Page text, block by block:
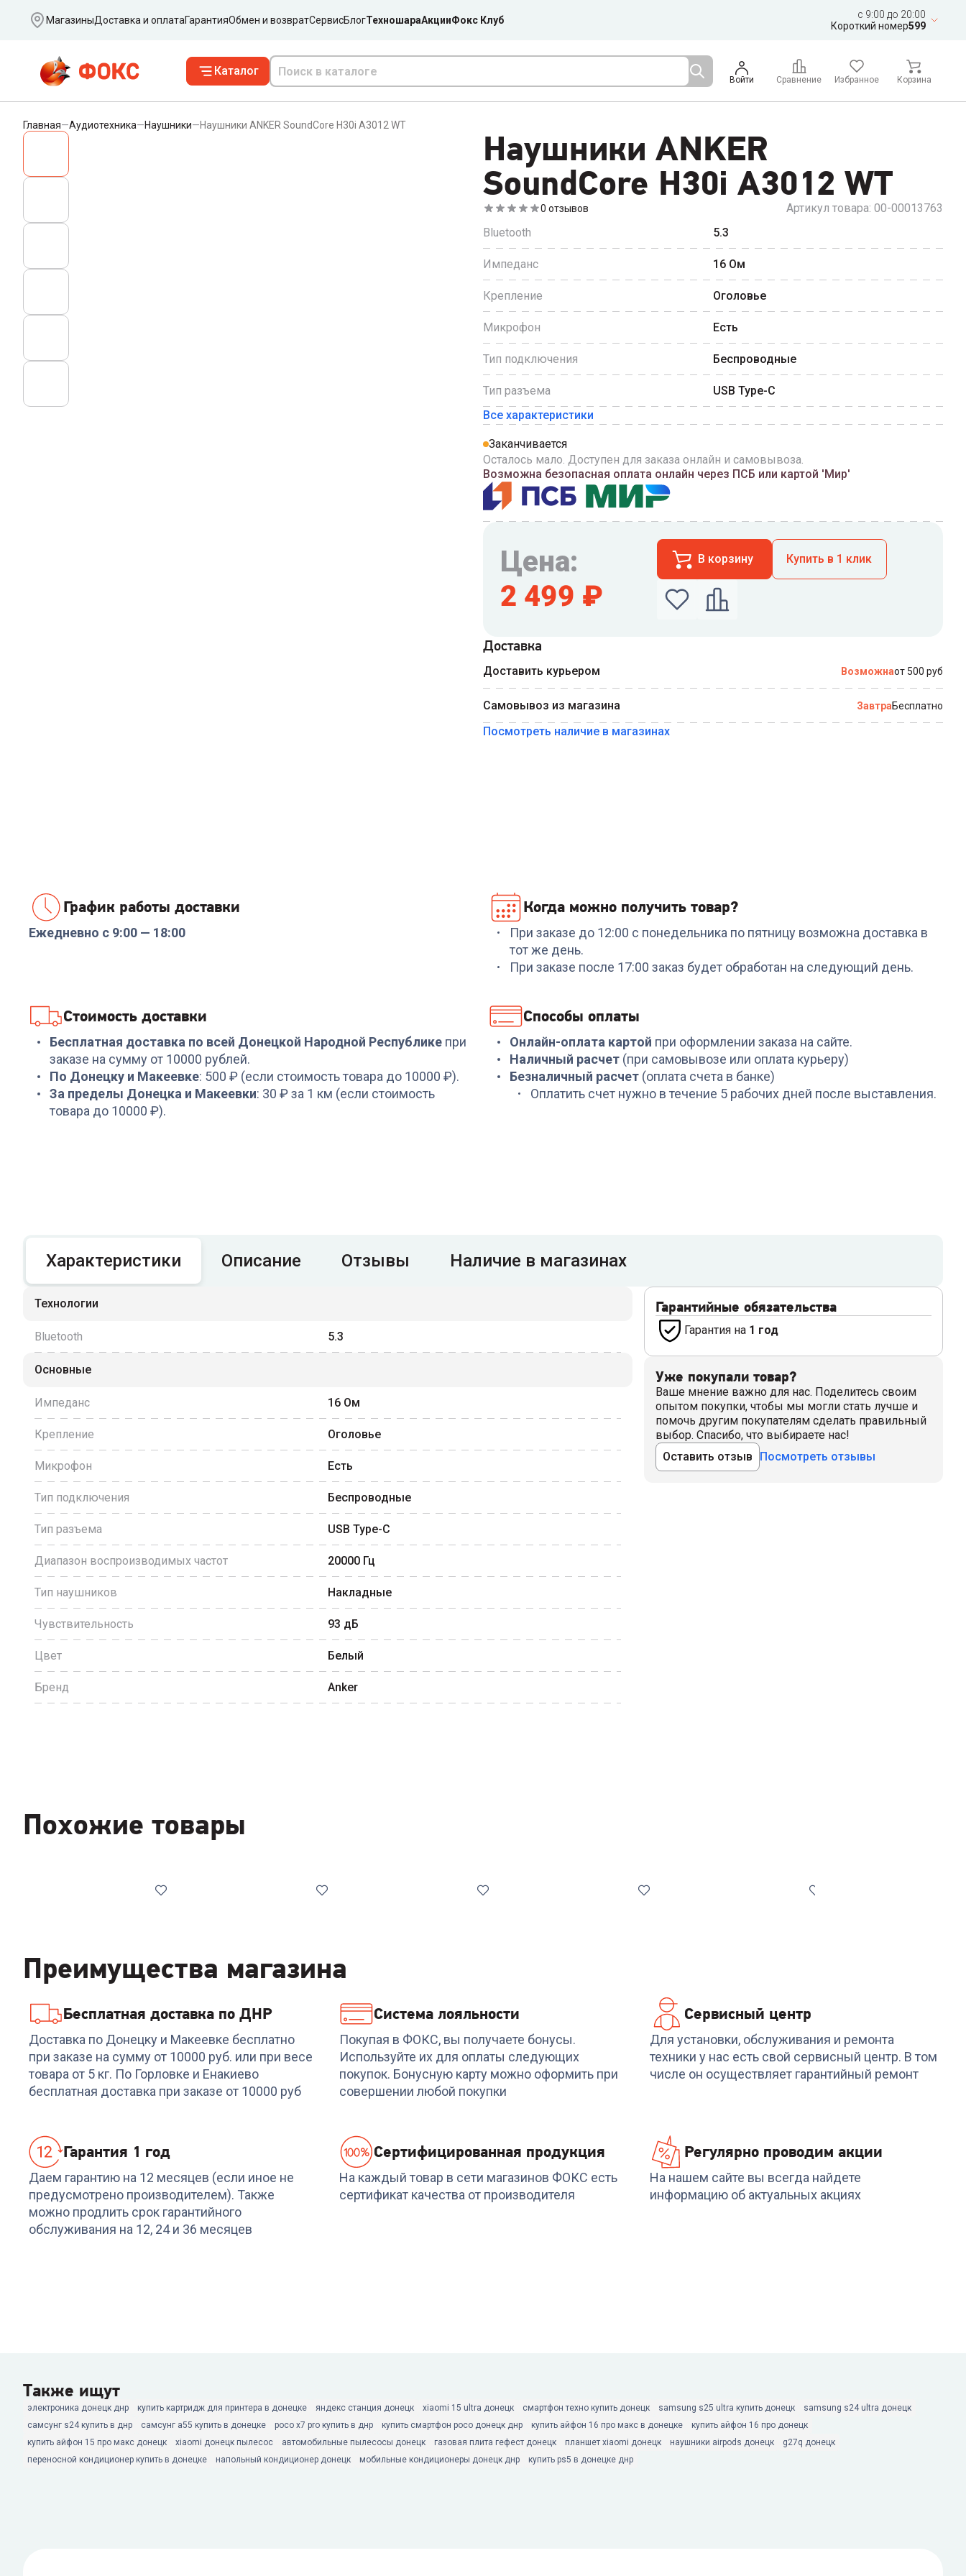
Ваш город
МагазиныДоставка и оплатаГарантияОбмен и возвратСервисБлогТехношараАкцииФокс Клуб
c 9:00 до 20:00
Короткий номер599
Каталог
Войти Сравнение Избранное Корзина
Главная—Аудиотехника—Наушники—Наушники ANKER SoundСore H30i A3012 WT
Наушники ANKER
SoundСore H30i A3012 WT
0 отзывов Артикул товара: 00-00013763
Bluetooth
5.3
Импеданс 16 Ом
Крепление Оголовье
Микрофон Есть
Тип подключения Беспроводные
Тип разъема
USB Type-C
Все характеристики
Заканчивается
Осталось мало. Доступен для заказа онлайн и самовывоза.
Возможна безопасная оплата онлайн через ПСБ или картой 'Мир'
Цена:
2 499 ₽
В корзину Купить в 1 клик
Номер телефона
Доставка
Доставить курьером Возможнаот 500 руб
Самовывоз из магазина ЗавтраБесплатно
Посмотреть наличие в магазинах
График работы доставки
Ежедневно с 9:00 — 18:00
Когда можно получить товар?
При заказе до 12:00 с понедельника по пятницу возможна доставка в
тот же день.
При заказе после 17:00 заказ будет обработан на следующий день.
Стоимость доставки
Бесплатная доставка по всей Донецкой Народной Республике при
заказе на сумму от 10000 рублей.
По Донецку и Макеевке: 500 ₽ (если стоимость товара до 10000 ₽).
За пределы Донецка и Макеевки: 30 ₽ за 1 км (если стоимость
товара до 10000 ₽).
Способы оплаты
Онлайн-оплата картой при оформлении заказа на сайте.
Наличный расчет (при самовывозе или оплата курьеру)
Безналичный расчет (оплата счета в банке)
Оплатить счет нужно в течение 5 рабочих дней после выставления.
Характеристики Описание Отзывы Наличие в магазинах
Технологии
Bluetooth 5.3
Основные
Импеданс 16 Ом
Крепление Оголовье
Микрофон Есть
Тип подключения Беспроводные
Тип разъема USB Type-C
Диапазон воспроизводимых частот 20000 Гц
Тип наушников Накладные
Чувствительность 93 дБ
Цвет Белый
Бренд Anker
Гарантийные обязательства
Гарантия на 1 год
Уже покупали товар?
Ваше мнение важно для нас. Поделитесь своим
опытом покупки, чтобы мы могли стать лучше и
помочь другим покупателям сделать правильный
выбор. Спасибо, что выбираете нас!
Оставить отзыв
Посмотреть отзывы
Похожие товары
Код:6904443
Наушники HUAWEI
FreeBuds SE 2 Isle Blue
+74 бонуса
₽
Код: 6841821
Наушники A4TECH
G230p Bloody (Black)
+74бонуса
Код:00-00013762
Наушники ANKER
SoundСore H30i A3012
BK
2 499₽
Код:
Наушники SENNHEISER
PC 5.2 Chat
+80бонусов
Код: 00-00013878
Наушники A4TECH
G535P
4PIN+USB/BLACK+SILVER
FreeBuds SE 2 Ceramic
White
+68 бонусов
Преимущества магазина
Бесплатная доставка по ДНР
Доставка по Донецку и Макеевке бесплатно
при заказе на сумму от 10000 руб. или при весе
товара от 5 кг. По Горловке и Енакиево
бесплатная доставка при заказе от 10000 руб
Система лояльности
Покупая в ФОКС, вы получаете бонусы.
Используйте их для оплаты следующих
покупок. Бонусную карту можно оформить при
совершении любой покупки
Сервисный центр
Для установки, обслуживания и ремонта
техники у нас есть свой сервисный центр. В том
числе он осуществляет гарантийный ремонт
Гарантия 1 год
Даем гарантию на 12 месяцев (если иное не
предусмотрено производителем). Также
можно продлить срок гарантийного
обслуживания на 12, 24 и 36 месяцев
Cертифицированная продукция
На каждый товар в сети магазинов ФОКС есть
сертификат качества от производителя
Регулярно проводим акции
На нашем сайте вы всегда найдете
информацию об актуальных акциях
Также ищут
электроника донецк днр купить картридж для принтера в донецке яндекс станция донецк xiaomi 15 ultra донецк смартфон техно купить донецк samsung s25 ultra купить донецк
samsung s24 ultra донецк
самсунг s24 купить в днр
самсунг а55 купить в донецке poco x7 pro купить в днр купить смартфон poco донецк днр купить айфон 16 про макс в донецке
купить айфон 16 про донецк
купить айфон 15 про макс донецк
xiaomi донецк пылесос автомобильные пылесосы донецк газовая плита гефест донецк планшет xiaomi донецк наушники airpods донецк
g27q донецк
переносной кондиционер купить в донецке
напольный кондиционер донецк мобильные кондиционеры донецк днр купить ps5 в донецке днр